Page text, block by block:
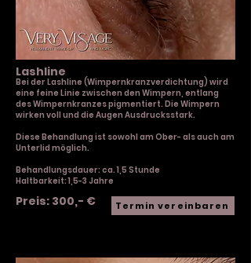
Lashline
Bei der Lashline (Wimpernkranzverdichtung) wird
eine feine Linie zwischen den Wimpern, entlang
des Wimpernkranzes pigmentiert. Die Wimpern
wirken voll und die Augen Ausdrucksstark.
Diese Behandlung ist sowohl am Ober- als auch am
Unterlid möglich.
Behandlungsdauer: ca. 1,5 Stunde
Haltbarkeit: 1,5-3 Jahre​
Preis: 300,- € Termin vereinbaren